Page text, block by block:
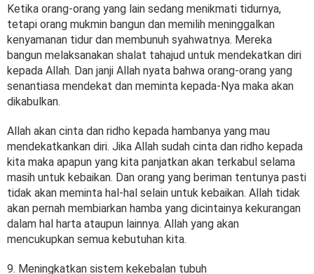
Ketika orang-orang yang lain sedang menikmati tidurnya,
tetapi orang mukmin bangun dan memilih meninggalkan
kenyamanan tidur dan membunuh syahwatnya. Mereka
bangun melaksanakan shalat tahajud untuk mendekatkan diri
kepada Allah. Dan janji Allah nyata bahwa orang-orang yang
senantiasa mendekat dan meminta kepada-Nya maka akan
dikabulkan.
Allah akan cinta dan ridho kepada hambanya yang mau
mendekatkankan diri. Jika Allah sudah cinta dan ridho kepada
kita maka apapun yang kita panjatkan akan terkabul selama
masih untuk kebaikan. Dan orang yang beriman tentunya pasti
tidak akan meminta hal-hal selain untuk kebaikan. Allah tidak
akan pernah membiarkan hamba yang dicintainya kekurangan
dalam hal harta ataupun lainnya. Allah yang akan
mencukupkan semua kebutuhan kita.
9. Meningkatkan sistem kekebalan tubuh